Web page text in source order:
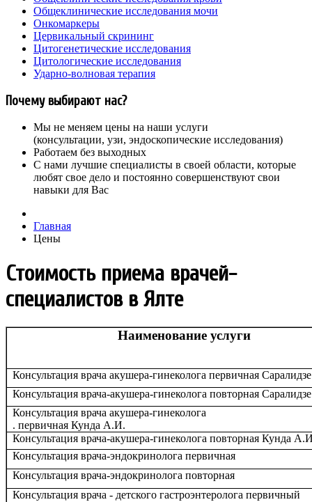
Общеклинические исследования мочи
Онкомаркеры
Цервикальный скрининг
Цитогенетические исследования
Цитологические исследования
Ударно-волновая терапия
Почему выбирают нас?
Мы не меняем цены на наши услуги
(консультации, узи, эндоскопические исследования)
Работаем без выходных
С нами лучшие специалисты в своей области, которые
любят свое дело и постоянно совершенствуют свои
навыки для Вас
Главная
Цены
Стоимость приема врачей-
специалистов в Ялте
Наименование услуги
Консультация врача акушера-гинеколога первичная
Консультация врача-акушера-гинеколога повторная
Консультация врача акушера-гинеколога
. первичная Кунда А.И.
Консультация врача-акушера-гинеколога повторная Кунда
Консультация врача-эндокринолога первичная
Консультация врача-эндокринолога повторная
Консультация врача - детского гастроэнтеролога первичный